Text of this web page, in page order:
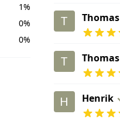
1%
0%
0%
T Thomas
T Thomas
H Henrik